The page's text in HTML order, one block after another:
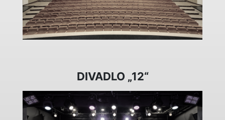
DIVADLO „12“